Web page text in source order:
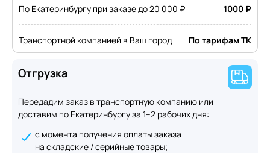
По Екатеринбургу при заказе до 20 000 ₽ 1000 ₽
Транспортной компанией в Ваш город По тарифам ТК
Отгрузка
Передадим заказ в транспортную компанию или
доставим по Екатеринбургу за 1–2 рабочих дня:
с момента получения оплаты заказа
на складские / серийные товары;